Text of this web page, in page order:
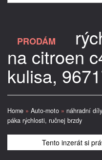
PRODÁM
na citroen
kulisa,
Home » Auto-moto » náhradní
páka rýchlosti, ručnej brzdy
Tento inzerát si